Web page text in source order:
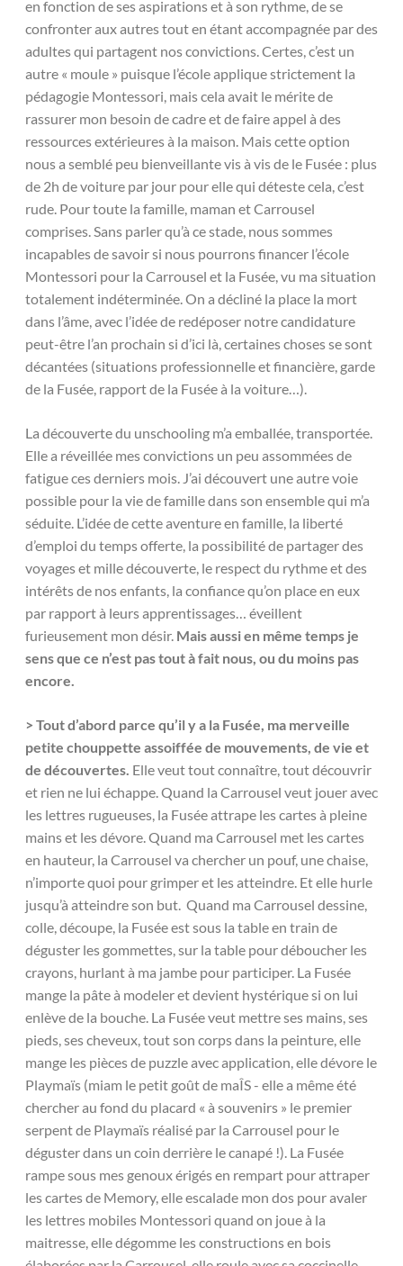
en fonction de ses aspirations et à son rythme, de se
confronter aux autres tout en étant accompagnée par des
adultes qui partagent nos convictions. Certes, c’est un
autre « moule » puisque l’école applique strictement la
pédagogie Montessori, mais cela avait le mérite de
rassurer mon besoin de cadre et de faire appel à des
ressources extérieures à la maison. Mais cette option
nous a semblé peu bienveillante vis à vis de le Fusée : plus
de 2h de voiture par jour pour elle qui déteste cela, c’est
rude. Pour toute la famille, maman et Carrousel
comprises. Sans parler qu’à ce stade, nous sommes
incapables de savoir si nous pourrons financer l’école
Montessori pour la Carrousel et la Fusée, vu ma situation
totalement indéterminée. On a décliné la place la mort
dans l’âme, avec l’idée de redéposer notre candidature
peut-être l’an prochain si d’ici là, certaines choses se sont
décantées (situations professionnelle et financière, garde
de la Fusée, rapport de la Fusée à la voiture…).
La découverte du unschooling m’a emballée, transportée.
Elle a réveillée mes convictions un peu assommées de
fatigue ces derniers mois. J’ai découvert une autre voie
possible pour la vie de famille dans son ensemble qui m’a
séduite. L’idée de cette aventure en famille, la liberté
d’emploi du temps offerte, la possibilité de partager des
voyages et mille découverte, le respect du rythme et des
intérêts de nos enfants, la confiance qu’on place en eux
par rapport à leurs apprentissages… éveillent
furieusement mon désir. Mais aussi en même temps je
sens que ce n’est pas tout à fait nous, ou du moins pas
encore.
> Tout d’abord parce qu’il y a la Fusée, ma merveille
petite chouppette assoiffée de mouvements, de vie et
de découvertes. Elle veut tout connaître, tout découvrir
et rien ne lui échappe. Quand la Carrousel veut jouer avec
les lettres rugueuses, la Fusée attrape les cartes à pleine
mains et les dévore. Quand ma Carrousel met les cartes
en hauteur, la Carrousel va chercher un pouf, une chaise,
n’importe quoi pour grimper et les atteindre. Et elle hurle
jusqu’à atteindre son but. Quand ma Carrousel dessine,
colle, découpe, la Fusée est sous la table en train de
déguster les gommettes, sur la table pour déboucher les
crayons, hurlant à ma jambe pour participer. La Fusée
mange la pâte à modeler et devient hystérique si on lui
enlève de la bouche. La Fusée veut mettre ses mains, ses
pieds, ses cheveux, tout son corps dans la peinture, elle
mange les pièces de puzzle avec application, elle dévore le
Playmaïs (miam le petit goût de maÎS - elle a même été
chercher au fond du placard « à souvenirs » le premier
serpent de Playmaïs réalisé par la Carrousel pour le
déguster dans un coin derrière le canapé !). La Fusée
rampe sous mes genoux érigés en rempart pour attraper
les cartes de Memory, elle escalade mon dos pour avaler
les lettres mobiles Montessori quand on joue à la
maitresse, elle dégomme les constructions en bois